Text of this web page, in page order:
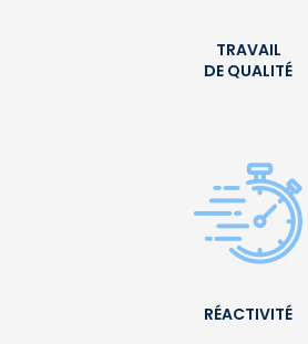
TRAVAIL
DE QUALITÉ
RÉACTIVITÉ